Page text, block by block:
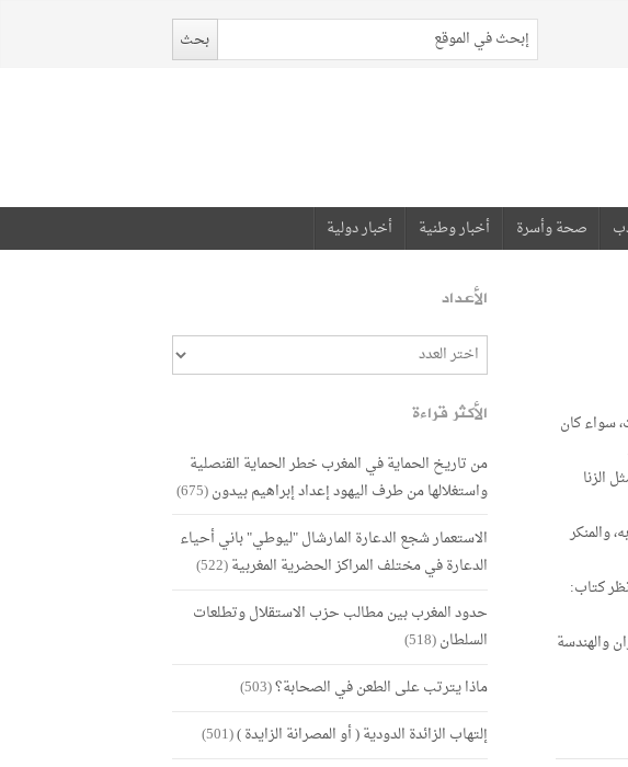
صحة وأسرة أخبار وطنية أخبار دولية
سواء كان
الزنا
أو رسوله به، والمنكر
منكر. (انظر كتاب:
والهندسة
الأعداد
الأكثر قراءة
من تاريخ الحماية في المغرب خطر الحماية القنصلية
واستغلالها من طرف اليهود إعداد إبراهيم بيدون(675)
الاستعمار شجع الدعارة المارشال "ليوطي" باني أحياء
الدعارة في مختلف المراكز الحضرية المغربية(522)
حدود المغرب بين مطالب حزب الاستقلال وتطلعات
السلطان(518)
ماذا يترتب على الطعن في الصحابة؟(503)
إلتهاب الزائدة الدودية ( أو المصرانة الزايدة )(501)